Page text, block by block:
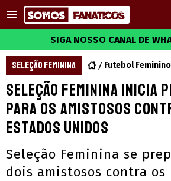
SIGA NOSSO CANAL DE
SELEÇÃO FEMININA Futebol Feminino
Seleção feminina inicia
para os amistosos
Estados Unidos
Seleção Feminina se
dois amistosos contra os